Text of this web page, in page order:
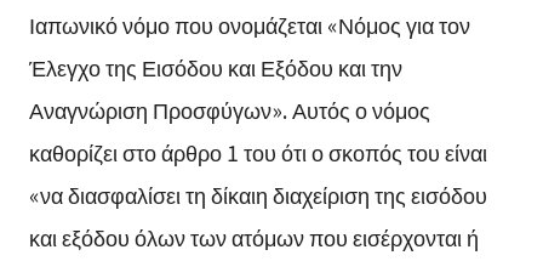
Ιαπωνικό νόμο που ονομάζεται «Νόμος για τον
Έλεγχο της Εισόδου και Εξόδου και την
Αναγνώριση Προσφύγων». Αυτός ο νόμος
καθορίζει στο άρθρο 1 του ότι ο σκοπός του είναι
«να διασφαλίσει τη δίκαιη διαχείριση της εισόδου
και εξόδου όλων των ατόμων που εισέρχονται ή